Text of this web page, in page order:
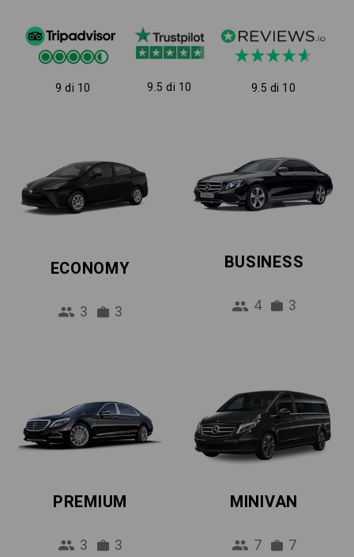
9 di 10 9.5 di 10 9.5 di 10
ECONOMY
3 3
BUSINESS
4 3
PREMIUM
3 3
MINIVAN
7 7